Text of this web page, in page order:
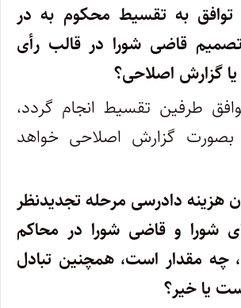
توافق به تقسیط محکوم به در
قاضی شورا در قالب رأی
یا گزارش اصلاحی؟
طرفین تقسیط انجام گردد،
گزارش اصلاحی خواهد
هزینه دادرسی مرحله تجدیدنظر
شورا و قاضی شورا در محاکم
چه مقدار است، همچنین تبادل
یا خیر؟